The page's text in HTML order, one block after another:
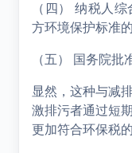
（四）
纳税人综
方环境保护标准的
（五） 国务院批
显然，这种与减
激排污者通过短
更加符合环保税